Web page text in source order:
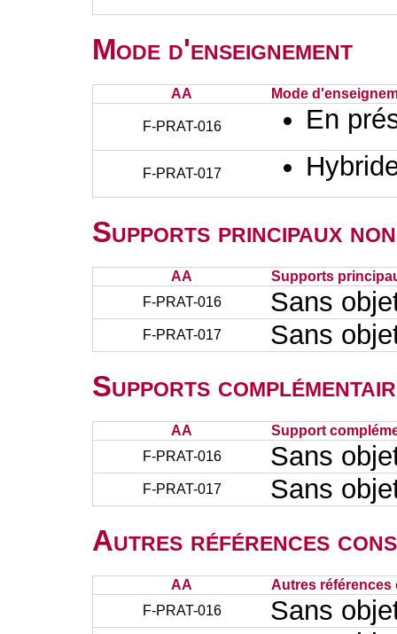
Mode d'enseignement
AA Mode
F-PRAT-016 En
F-PRAT-017
Supports principaux
AA
Supports
F-PRAT-016
Sans
F-PRAT-017 Sans
Supports
AA
Support
F-PRAT-016
Sans
F-PRAT-017 Sans
Autres références
AA
Autres références
F-PRAT-016
Sans